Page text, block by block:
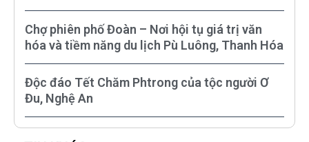
Chợ phiên phố Đoàn – Nơi hội tụ giá trị văn
hóa và tiềm năng du lịch Pù Luông, Thanh Hóa
Độc đáo Tết Chăm Phtrong của tộc người Ơ
Đu, Nghệ An